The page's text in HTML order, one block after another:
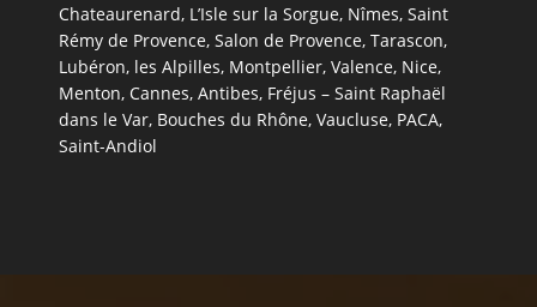
Chateaurenard, L’Isle sur la Sorgue, Nîmes, Saint
Rémy de Provence, Salon de Provence, Tarascon,
Lubéron, les Alpilles, Montpellier, Valence, Nice,
Menton, Cannes, Antibes, Fréjus – Saint Raphaël
dans le Var, Bouches du Rhône, Vaucluse, PACA,
Saint-Andiol